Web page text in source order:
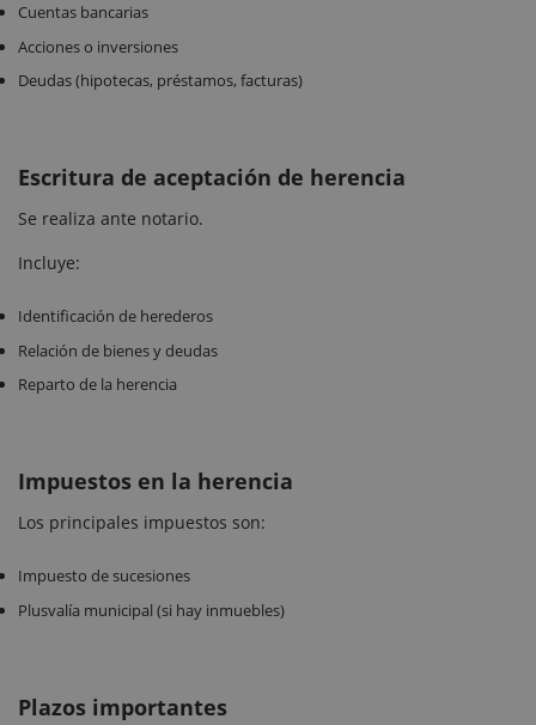
Cuentas bancarias
Acciones o inversiones
Deudas (hipotecas, préstamos, facturas)
Escritura de aceptación de herencia
Se realiza ante notario.
Incluye:
Identificación de herederos
Relación de bienes y deudas
Reparto de la herencia
Impuestos en la herencia
Los principales impuestos son:
Impuesto de sucesiones
Plusvalía municipal (si hay inmuebles)
Plazos importantes